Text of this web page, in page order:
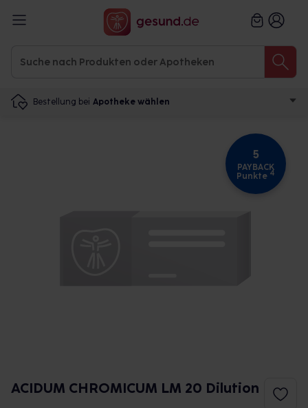
Bestellung bei Apotheke wählen
5
PAYBACK
Punkte 4
ACIDUM CHROMICUM LM 20 Dilution